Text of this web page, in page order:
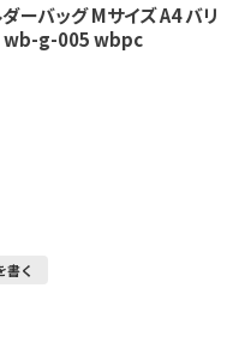
ーバッグ Mサイズ A4 バリ
wb-g-005 wbpc
書く